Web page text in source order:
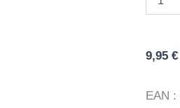
-
PAUSE
-
9,95 €
EAN :